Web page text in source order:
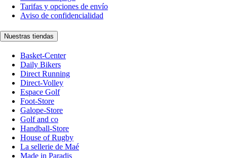
Tarifas y opciones de envío
Aviso de confidencialidad
Nuestras tiendas
Basket-Center
Daily Bikers
Direct Running
Direct-Volley
Espace Golf
Foot-Store
Galope-Store
Golf and co
Handball-Store
House of Rugby
La sellerie de Maé
Made in Paradis